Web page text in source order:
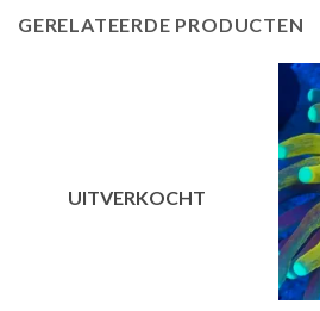
GERELATEERDE PRODUCTEN
UITVERKOCHT